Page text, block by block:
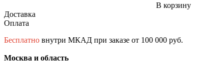
В корзину
Доставка
Оплата
Бесплатно внутри МКАД при заказе от 100 000 руб.
Москва и область